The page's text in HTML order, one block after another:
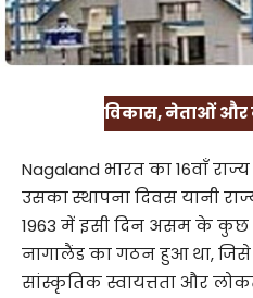
विकास, नेताओं और
Nagaland भारत का 16वाँ
उसका स्थापना दिवस यानी
1963 में इसी दिन असम के
नागालैंड का गठन हुआ था, जिसे
सांस्कृतिक स्वायत्तता और